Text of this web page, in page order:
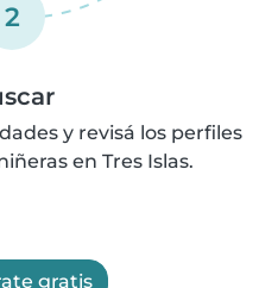
2
y revisá los perfiles
en Tres Islas.
gratis